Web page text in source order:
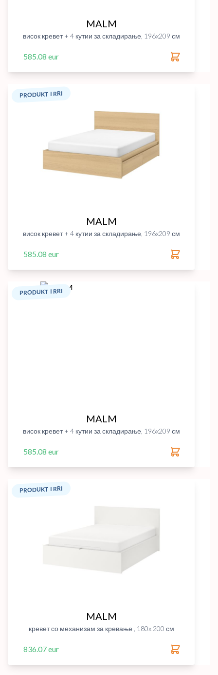
MALM
висок кревет + 4 кутии за складирање, 196x209 см
585.08 eur
PRODUKT I RRI
MALM
висок кревет + 4 кутии за складирање, 196x209 см
585.08 eur
PRODUKT I RRI
MALM
висок кревет + 4 кутии за складирање, 196x209 см
585.08 eur
PRODUKT I RRI
MALM
кревет со механизам за кревање , 180x 200 см
836.07 eur